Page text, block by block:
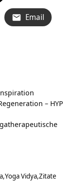
Email
– HYP
Yoga Vidya Zitate